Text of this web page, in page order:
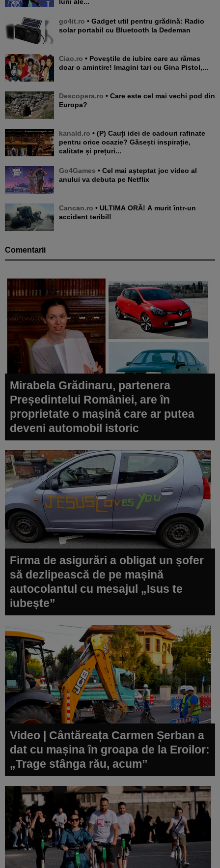
go4it.ro • Gadget util pentru grădină: Radio
solar portabil cu Bluetooth la Dedeman
Ciao.ro • Poveştile de iubire care au rămas
doar o amintire! Imagini tari cu Gina Pistol,...
Descopera.ro • Care este cel mai vechi pod din
Europa?
kanald.ro • (P) Cauți idei de cadouri rafinate
pentru orice ocazie? Găsești inspirație,
calitate și prețuri...
Go4Games • Cel mai așteptat joc video al
anului va debuta pe Netflix
Cancan.ro • ULTIMA ORĂ! A murit într-un
accident teribil!
Comentarii
Mirabela Grădinaru, partenera
Președintelui României, are în
proprietate o mașină care ar putea
deveni automobil istoric
Firma de asigurări a obligat un șofer
să dezlipească de pe mașină
autocolantul cu mesajul „Isus te
iubește”
Video | Cântăreața Carmen Șerban a
dat cu mașina în groapa de la Eroilor:
„Trage stânga rău, acum”